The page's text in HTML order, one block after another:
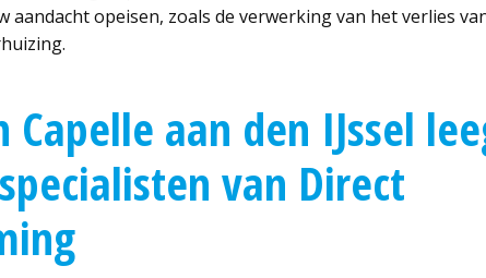
aandacht opeisen, zoals de verwerking van het verlies
aan den IJssel
van Direct